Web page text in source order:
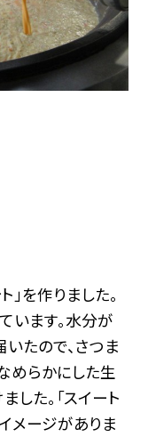
を作りました。
います。水分が
いたので、さつま
めらかにした生
した。「スイート
メージがありま